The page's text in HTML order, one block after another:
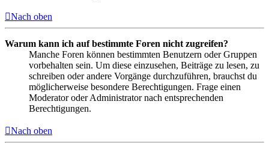
Nach oben
Warum kann ich auf bestimmte Foren nicht zugreifen?
Manche Foren können bestimmten Benutzern oder Gruppen
vorbehalten sein. Um diese einzusehen, Beiträge zu lesen, zu
schreiben oder andere Vorgänge durchzuführen, brauchst du
möglicherweise besondere Berechtigungen. Frage einen
Moderator oder Administrator nach entsprechenden
Berechtigungen.
Nach oben